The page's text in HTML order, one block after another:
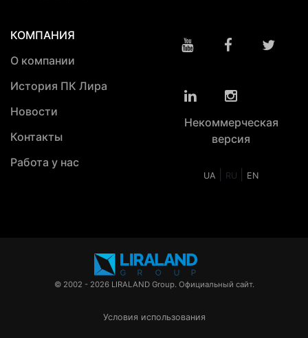
КОМПАНИЯ
О компании
История ПК Лира
Новости
Контакты
Работа у нас
Некоммерческая
версия
UA RU EN
© 2002 - 2026 LIRALAND Group. Официальный сайт.
Условия использования